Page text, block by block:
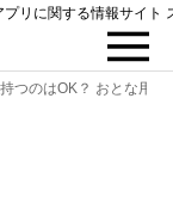
リに関する情報サイト
つのはOK？ おとな用こ